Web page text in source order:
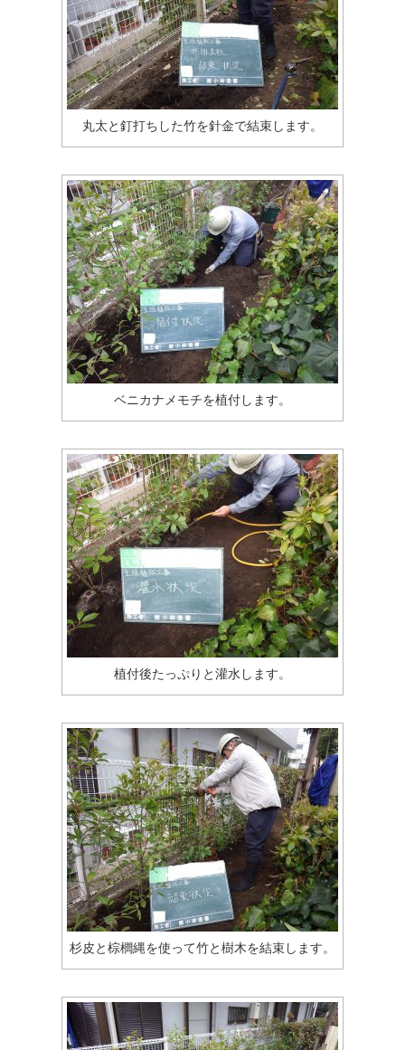
丸太と釘打ちした竹を針金で結束します。
ベニカナメモチを植付します。
植付後たっぷりと灌水します。
杉皮と棕櫚縄を使って竹と樹木を結束します。